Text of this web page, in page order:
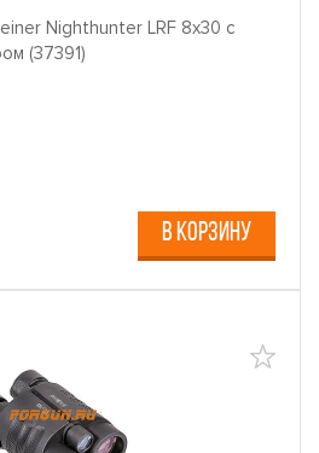
Nighthunter LRF 8x30 с
(37391)
В КОРЗИНУ